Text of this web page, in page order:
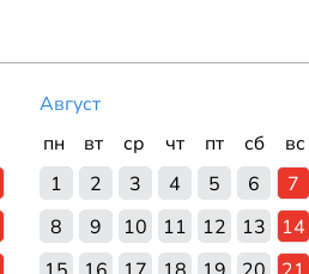
Август
пн
вт ср чт пт сб
вс
1
2 3 4 5 6
7
8
9 10 11 12 13
14